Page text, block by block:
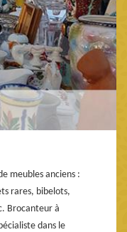
meubles anciens :
rares, bibelots,
Brocanteur à
dans le